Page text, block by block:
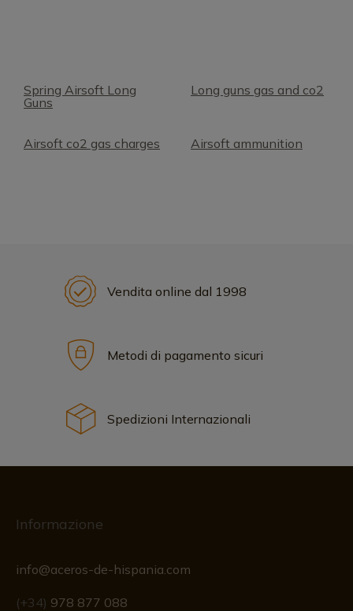
Spring Airsoft Long
Guns
Long guns gas and co2
Airsoft co2 gas charges Airsoft ammunition
Vendita online dal 1998
Metodi di pagamento sicuri
Spedizioni Internazionali
Informazione
info@aceros-de-hispania.com
(+34) 978 877 088